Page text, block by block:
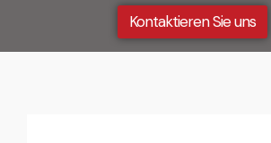
Kontaktieren Sie uns